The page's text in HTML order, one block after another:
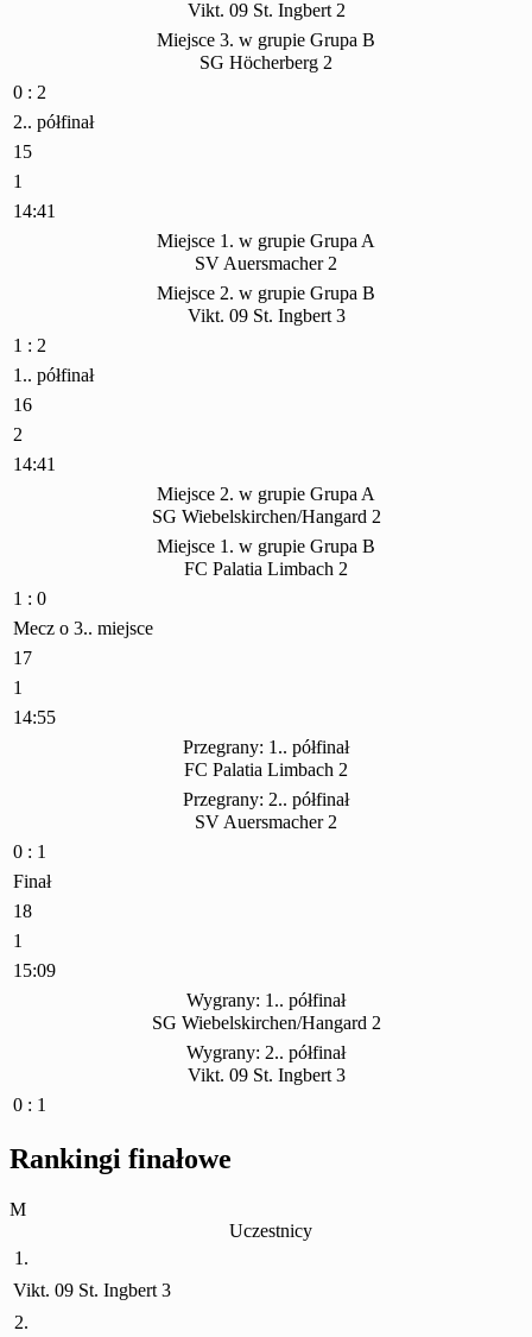
Vikt. 09 St. Ingbert 2
Miejsce 3. w grupie Grupa B
SG Höcherberg 2
0 : 2
2.. półfinał
15
1
14:41
Miejsce 1. w grupie Grupa A
SV Auersmacher 2
Miejsce 2. w grupie Grupa B
Vikt. 09 St. Ingbert 3
1 : 2
1.. półfinał
16
2
14:41
Miejsce 2. w grupie Grupa A
SG Wiebelskirchen/Hangard 2
Miejsce 1. w grupie Grupa B
FC Palatia Limbach 2
1 : 0
Mecz o 3.. miejsce
17
1
14:55
Przegrany: 1.. półfinał
FC Palatia Limbach 2
Przegrany: 2.. półfinał
SV Auersmacher 2
0 : 1
Finał
18
1
15:09
Wygrany: 1.. półfinał
SG Wiebelskirchen/Hangard 2
Wygrany: 2.. półfinał
Vikt. 09 St. Ingbert 3
0 : 1
Rankingi finałowe
M
Uczestnicy
1.
Vikt. 09 St. Ingbert 3
2.